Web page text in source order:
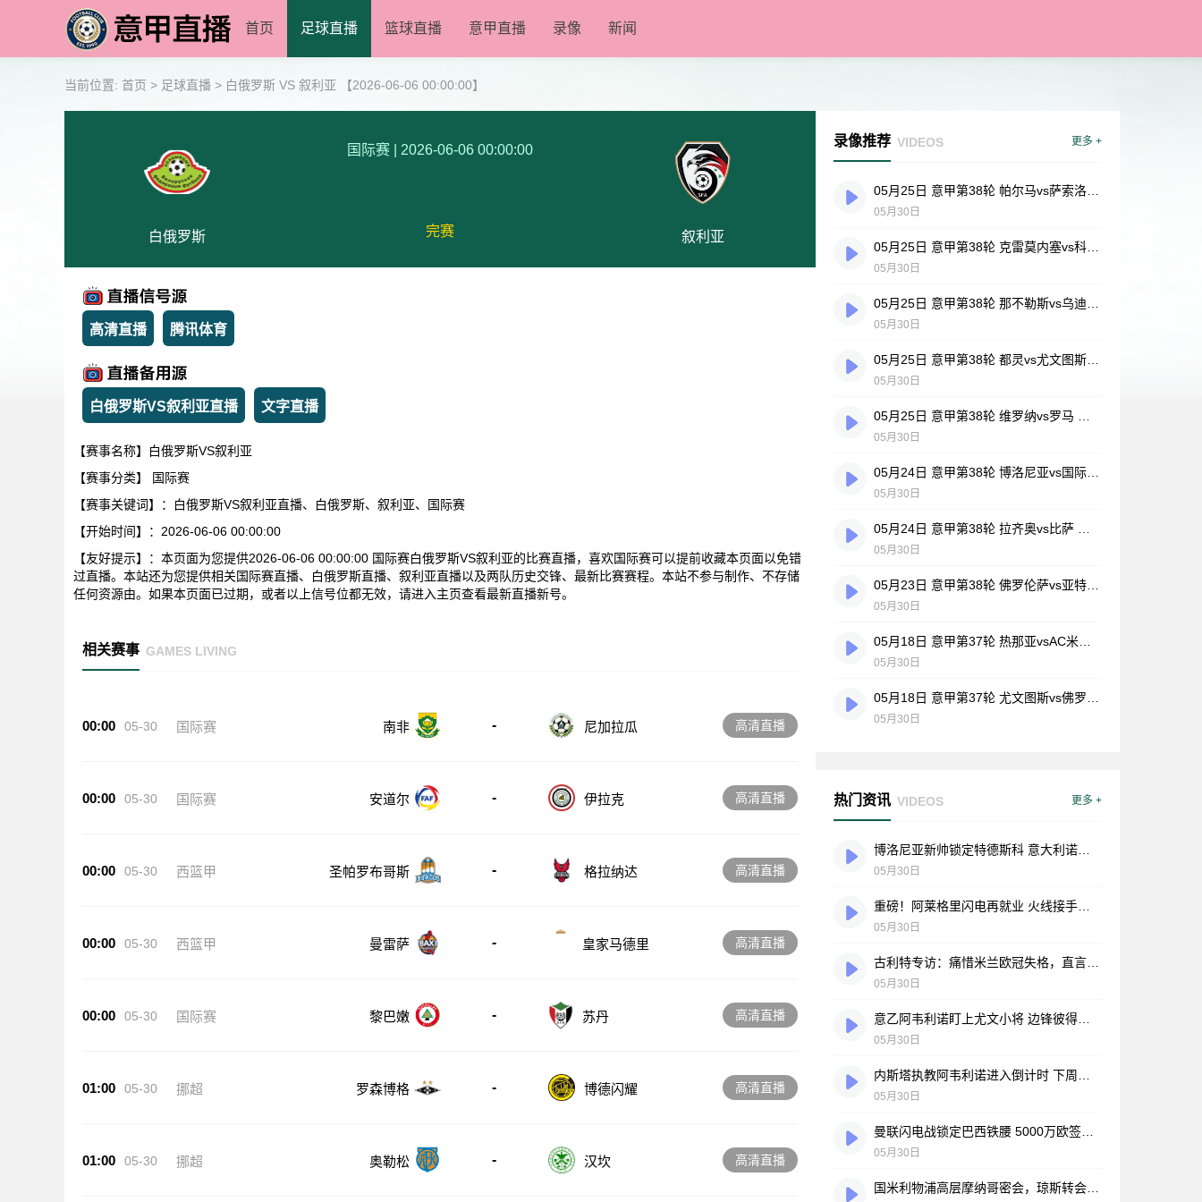
首页 足球直播 篮球直播 意甲直播 录像 新闻
当前位置: 首页 > 足球直播 > 白俄罗斯 VS 叙利亚 【2026-06-06 00:00:00】
白俄罗斯
国际赛 2026-06-06 00:00:00
完赛 叙利亚
高清直播 腾讯体育
白俄罗斯VS叙利亚直播 文字直播
【赛事名称】白俄罗斯VS叙利亚
【赛事分类】
国际赛
【赛事关键词】：白俄罗斯VS叙利亚直播、白俄罗斯、叙利亚、国际赛
【开始时间】：2026-06-06 00:00:00
【友好提示】：本页面为您提供2026-06-06 00:00:00 国际赛白俄罗斯VS叙利亚的比赛直播，喜欢国际赛可以提前收藏本页面以免错
过直播。本站还为您提供相关国际赛直播、白俄罗斯直播、叙利亚直播以及两队历史交锋、最新比赛赛程。本站不参与制作、不存储
任何资源由。如果本页面已过期，或者以上信号位都无效，请进入主页查看最新直播新号。
相关赛事 GAMES LIVING
00:00 05-30 国际赛 南非 - 尼加拉瓜 高清直播
00:00 05-30 国际赛 安道尔 - 伊拉克 高清直播
00:00 05-30 西篮甲 圣帕罗布哥斯 - 格拉纳达 高清直播
00:00 05-30 西篮甲 曼雷萨 - 皇家马德里 高清直播
00:00 05-30 国际赛 黎巴嫩 - 苏丹 高清直播
01:00 05-30 挪超 罗森博格 - 博德闪耀 高清直播
01:00 05-30 挪超 奥勒松 - 汉坎 高清直播
录像推荐 VIDEOS 更多 +
05月30日
05月30日
05月30日
05月30日
05月30日
05月30日
05月30日
05月30日
05月30日
05月30日
热门资讯 VIDEOS 更多 +
05月30日
05月30日
05月30日
05月30日
05月30日
05月30日